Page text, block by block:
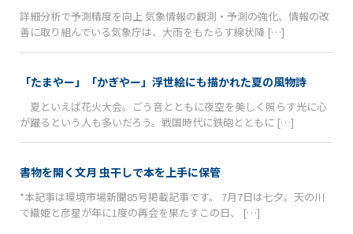
詳細分析で予測精度を向上 気象情報の観測・予測の強化、情報の改
善に取り組んでいる気象庁は、大雨をもたらす線状降 […]
「たまやー」「かぎやー」浮世絵にも描かれた夏の風物詩
夏といえば花火大会。ごう音とともに夜空を美しく照らす光に心
が躍るという人も多いだろう。戦国時代に鉄砲とともに […]
書物を開く文月 虫干しで本を上手に保管
*本記事は環境市場新聞85号掲載記事です。 7月7日は七夕。天の川
で織姫と彦星が年に1度の再会を果たすこの日、 […]